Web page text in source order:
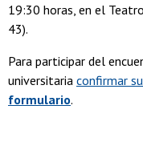
19:30 horas, en el
43).
Para participar del
universitaria confirmar
formulario.